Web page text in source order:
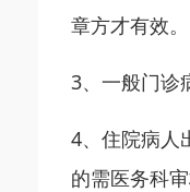
章方才有效。
3、一般门诊
4、住院病人
的需医务科